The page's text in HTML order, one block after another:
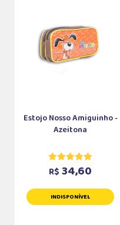
Estojo Nosso Amiguinho -
Azeitona
R$ 34,60
INDISPONÍVEL